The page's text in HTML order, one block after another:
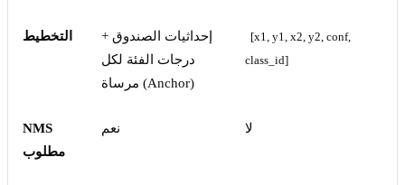
التخطيط
إحداثيات الصندوق +
درجات الفئة لكل
مرساة (Anchor)
[x1, y1, x2, y2, conf,
class_id]
NMS
مطلوب
نعم لا